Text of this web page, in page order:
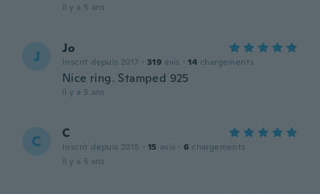
il y a 5 ans
J Jo
Inscrit depuis 2017 · 319 avis · 14 chargements
Nice ring. Stamped 925
il y a 5 ans
C C
Inscrit depuis 2015 · 15 avis · 6 chargements
il y a 5 ans